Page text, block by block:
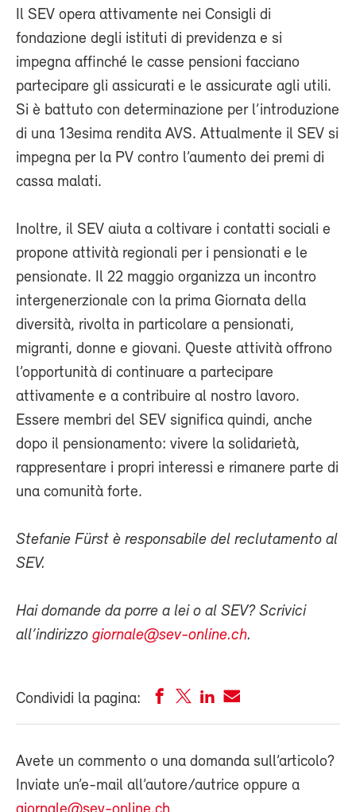
Il SEV opera attivamente nei Consigli di
fondazione degli istituti di previdenza e si
impegna affinché le casse pensioni facciano
partecipare gli assicurati e le assicurate agli utili.
Si è battuto con determinazione per l’introduzione
di una 13esima rendita AVS. Attualmente il SEV si
impegna per la PV contro l’aumento dei premi di
cassa malati.
Inoltre, il SEV aiuta a coltivare i contatti sociali e
propone attività regionali per i pensionati e le
pensionate. Il 22 maggio organizza un incontro
intergenerzionale con la prima Giornata della
diversità, rivolta in particolare a pensionati,
migranti, donne e giovani. Queste attività offrono
l’opportunità di continuare a partecipare
attivamente e a contribuire al nostro lavoro.
Essere membri del SEV significa quindi, anche
dopo il pensionamento: vivere la solidarietà,
rappresentare i propri interessi e rimanere parte di
una comunità forte.
Stefanie Fürst è responsabile del reclutamento al
SEV.
Hai domande da porre a lei o al SEV? Scrivici
all’indirizzo giornale@sev-online.ch.
Condividi la pagina:
Avete un commento o una domanda sull’articolo?
Inviate un’e-mail all’autore/autrice oppure a